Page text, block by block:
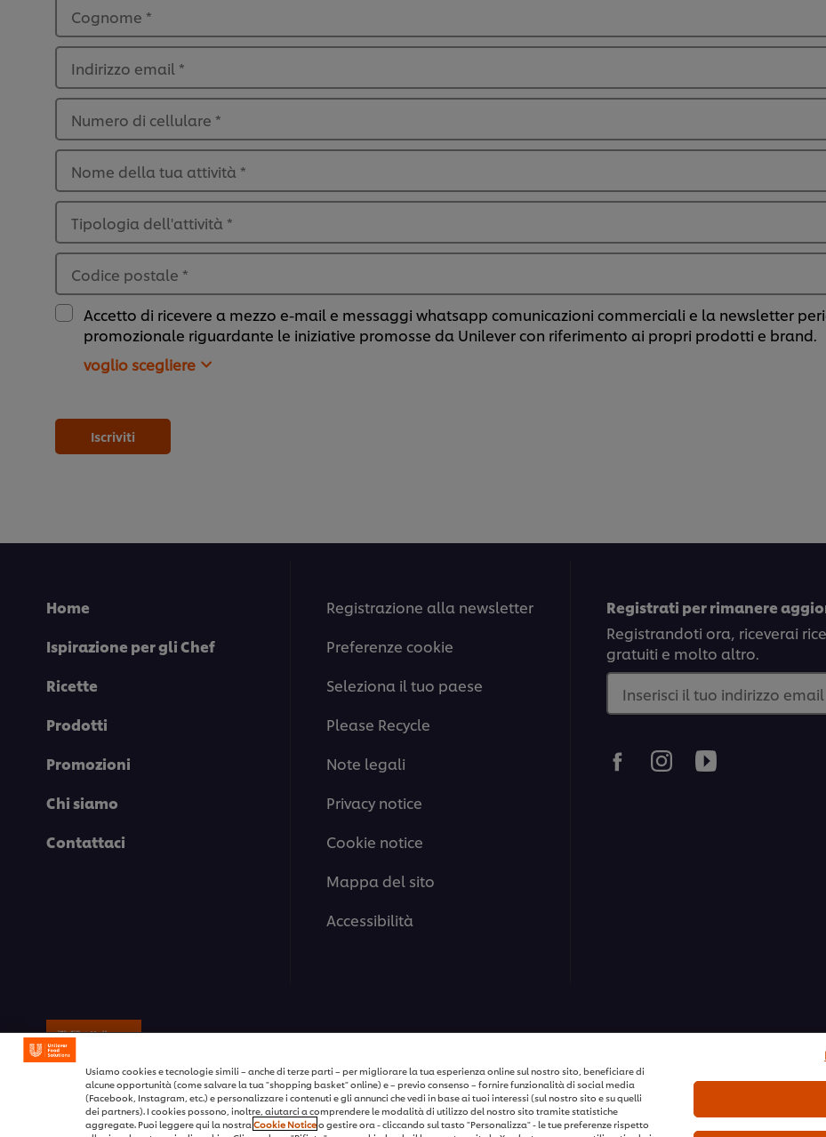
Cognome *
Indirizzo email *
Numero di cellulare *
Nome della tua attività *
Tipologia dell'attività *
Codice postale *
Accetto di ricevere a mezzo e-mail e messaggi whatsapp comunicazioni commerciali e la newsletter
promozionale riguardante le iniziative promosse da Unilever con riferimento ai propri prodotti e brand.
voglio scegliere
Iscriviti
Home
Ispirazione per gli Chef
Ricette
Prodotti
Promozioni
Chi siamo
Contattaci
Registrazione alla newsletter
Preferenze cookie
Seleziona il tuo paese
Please Recycle
Note legali
Privacy notice
Cookie notice
Mappa del sito
Accessibilità
Registrati per rimanere
Registrandoti ora, riceverai
gratuiti e molto altro.
Inserisci il tuo indirizzo email
Usiamo cookies e tecnologie simili – anche di terze parti – per migliorare la tua esperienza online sul nostro sito, beneficiare di
alcune opportunità (come salvare la tua "shopping basket" online) e – previo consenso – fornire funzionalità di social media
(Facebook, Instagram, etc.) e personalizzare i contenuti e gli annunci che vedi in base ai tuoi interessi (sul nostro sito e su quelli
dei partners). I cookies possono, inoltre, aiutarci a comprendere le modalità di utilizzo del nostro sito tramite statistiche
aggregate. Puoi leggere qui la nostra Cookie Noticeo gestire ora - cliccando sul tasto "Personalizza" - le tue preferenze rispetto